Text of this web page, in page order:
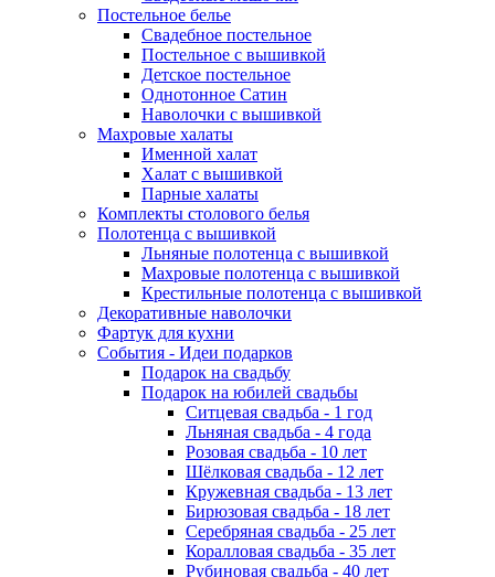
Постельное белье
Свадебное постельное
Постельное с вышивкой
Детское постельное
Однотонное Сатин
Наволочки с вышивкой
Махровые халаты
Именной халат
Халат с вышивкой
Парные халаты
Комплекты столового белья
Полотенца с вышивкой
Льняные полотенца с вышивкой
Махровые полотенца с вышивкой
Крестильные полотенца с вышивкой
Декоративные наволочки
Фартук для кухни
События - Идеи подарков
Подарок на свадьбу
Подарок на юбилей свадьбы
Ситцевая свадьба - 1 год
Льняная свадьба - 4 года
Розовая свадьба - 10 лет
Шёлковая свадьба - 12 лет
Кружевная свадьба - 13 лет
Бирюзовая свадьба - 18 лет
Серебряная свадьба - 25 лет
Коралловая свадьба - 35 лет
Рубиновая свадьба - 40 лет